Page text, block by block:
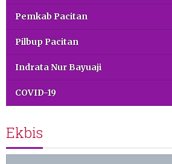
Pemkab Pacitan
Pilbup Pacitan
Indrata Nur Bayuaji
COVID-19
Ekbis